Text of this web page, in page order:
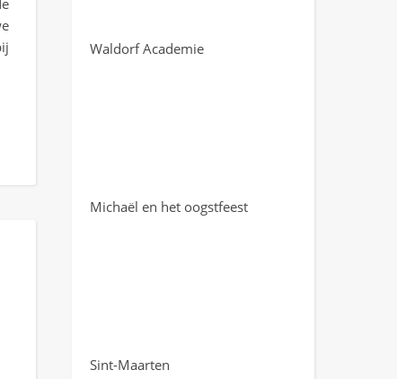
Waldorf Academie
Michaël en het oogstfeest
Sint-Maarten